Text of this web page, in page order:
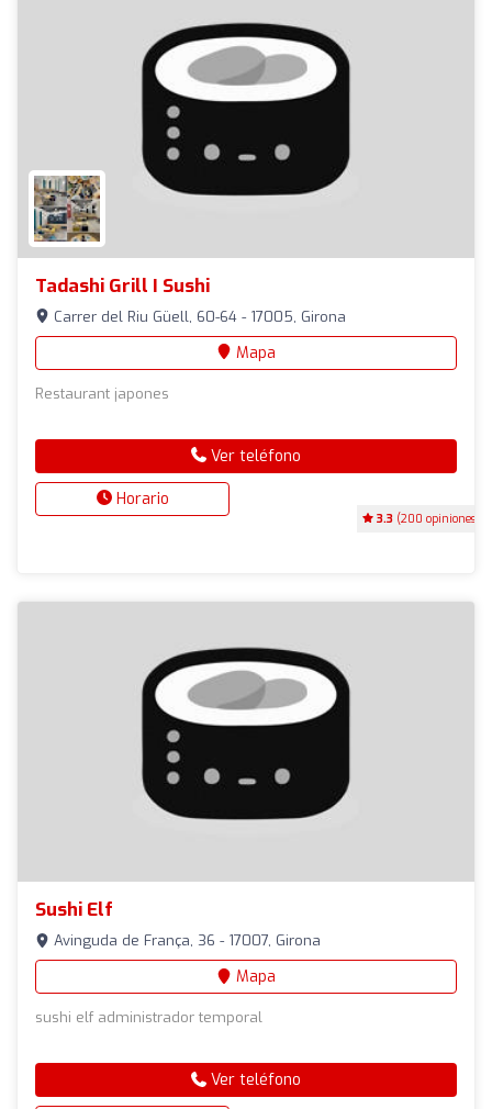
Tadashi Grill I Sushi
3.3 (200 opiniones)
Carrer del Riu Güell, 60-64 - 17005, Girona
Mapa
Restaurant japones
Ver teléfono
Horario
Sushi Elf
Avinguda de França, 36 - 17007, Girona
Mapa
sushi elf administrador temporal
Ver teléfono